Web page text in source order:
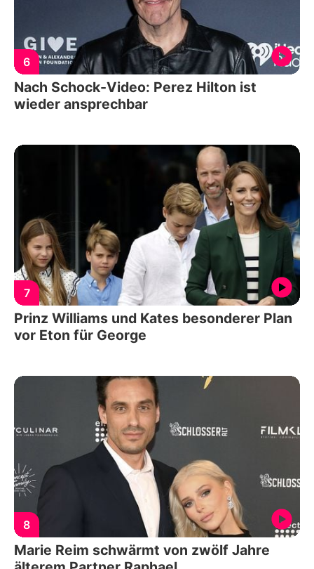
6
Nach Schock-Video: Perez Hilton ist
wieder ansprechbar
7
Prinz Williams und Kates besonderer Plan
vor Eton für George
8
Marie Reim schwärmt von zwölf Jahre